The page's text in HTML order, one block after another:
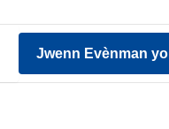
Jwenn Evènman yo